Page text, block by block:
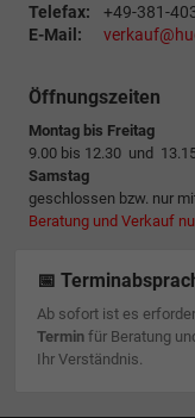
Telefax:
+49-381-
E-Mail:
Öffnungszeiten
Montag bis Freitag
9.00 bis 12.30 und
Samstag
geschlossen bzw. nur
Beratung und Verkauf
📅
Ab sofort ist es
Terminfür Beratung
Ihr Verständnis.